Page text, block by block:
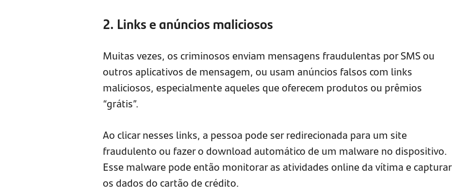
2. Links e anúncios maliciosos
Muitas vezes, os criminosos enviam mensagens fraudulentas por SMS ou
outros aplicativos de mensagem, ou usam anúncios falsos com links
maliciosos, especialmente aqueles que oferecem produtos ou prêmios
“grátis”.
Ao clicar nesses links, a pessoa pode ser redirecionada para um site
fraudulento ou fazer o download automático de um malware no dispositivo.
Esse malware pode então monitorar as atividades online da vítima e capturar
os dados do cartão de crédito.